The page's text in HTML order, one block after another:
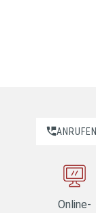
ANRUFEN
Online-